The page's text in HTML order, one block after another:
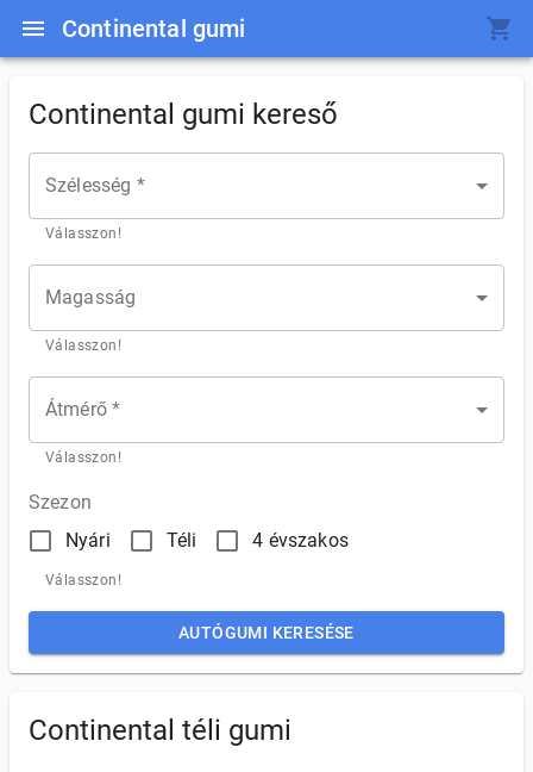
Continental gumi
Continental gumi kereső
Szélesség *
Válasszon!
Magasság
Válasszon!
Átmérő *
Válasszon!
Szezon
Nyári
Téli 4 évszakos
Válasszon!
AUTÓGUMI KERESÉSE
Continental téli gumi